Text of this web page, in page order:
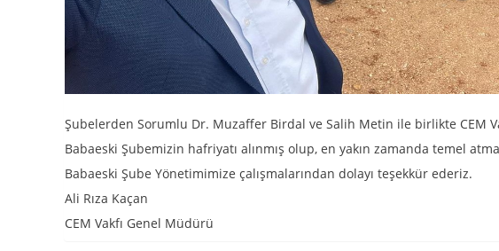
Şubelerden Sorumlu Dr. Muzaffer Birdal ve Salih Metin ile birlikte CEM
Babaeski Şubemizin hafriyatı alınmış olup, en yakın zamanda temel
Babaeski Şube Yönetimimize çalışmalarından dolayı teşekkür ederiz.
Ali Rıza Kaçan
CEM Vakfı Genel Müdürü